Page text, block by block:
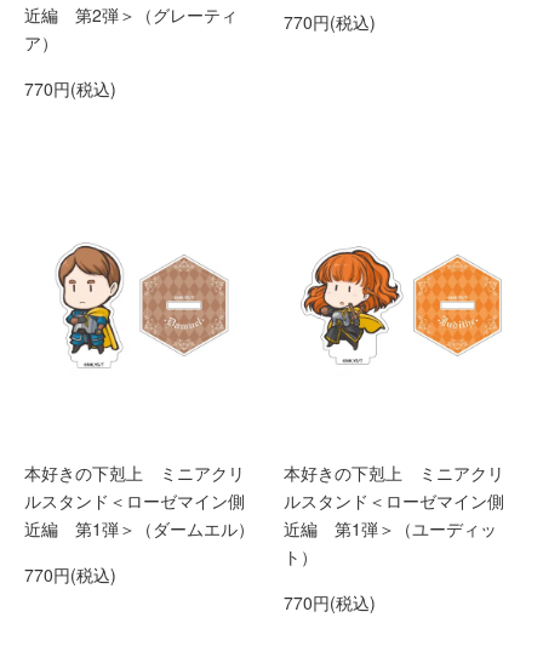
近編 第2弾＞（グレーティ
ア）
770円(税込)
770円(税込)
本好きの下剋上 ミニアクリ
ルスタンド＜ローゼマイン側
近編 第1弾＞（ダームエル）
770円(税込)
本好きの下剋上 ミニアクリ
ルスタンド＜ローゼマイン側
近編 第1弾＞（ユーディッ
ト）
770円(税込)